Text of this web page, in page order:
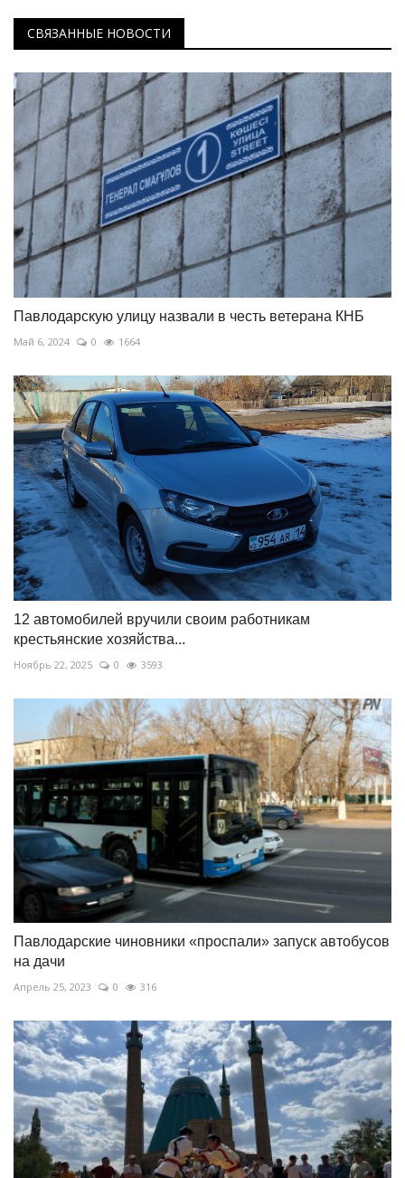
СВЯЗАННЫЕ НОВОСТИ
Павлодарскую улицу назвали в честь ветерана КНБ
Май 6, 2024 0 1664
12 автомобилей вручили своим работникам
крестьянские хозяйства...
Ноябрь 22, 2025 0 3593
Павлодарские чиновники «проспали» запуск автобусов
на дачи
Апрель 25, 2023 0 316